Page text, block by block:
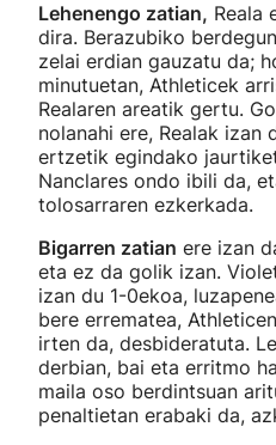
Lehenengo zatian, Reala
dira. Berazubiko
zelai erdian gauzatu da;
minutuetan, Athleticek
Realaren areatik gertu.
nolanahi ere, Realak izan
ertzetik egindako
Nanclares ondo ibili da,
tolosarraren ezkerkada.
Bigarren zatian ere izan
eta ez da golik izan.
izan du 1-0ekoa,
bere errematea,
irten da, desbideratuta.
derbian, bai eta erritmo
maila oso berdintsuan
penaltietan erabaki da,